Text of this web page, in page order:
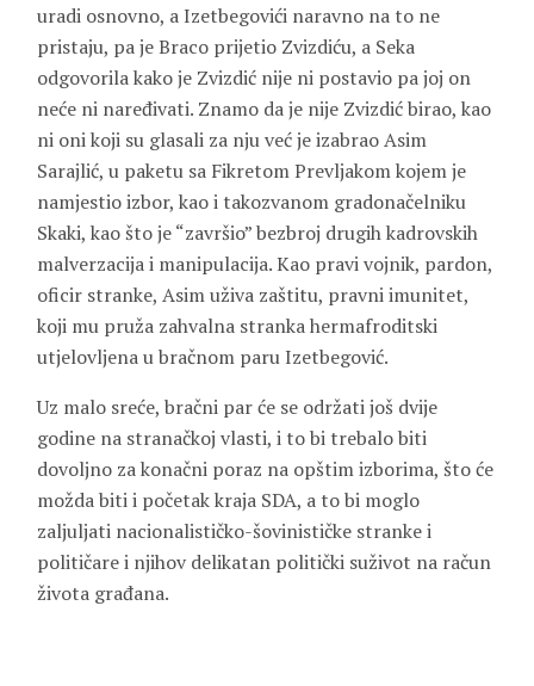
uradi osnovno, a Izetbegovići naravno na to ne
pristaju, pa je Braco prijetio Zvizdiću, a Seka
odgovorila kako je Zvizdić nije ni postavio pa joj on
neće ni naređivati. Znamo da je nije Zvizdić birao, kao
ni oni koji su glasali za nju već je izabrao Asim
Sarajlić, u paketu sa Fikretom Prevljakom kojem je
namjestio izbor, kao i takozvanom gradonačelniku
Skaki, kao što je “završio” bezbroj drugih kadrovskih
malverzacija i manipulacija. Kao pravi vojnik, pardon,
oficir stranke, Asim uživa zaštitu, pravni imunitet,
koji mu pruža zahvalna stranka hermafroditski
utjelovljena u bračnom paru Izetbegović.
Uz malo sreće, bračni par će se održati još dvije
godine na stranačkoj vlasti, i to bi trebalo biti
dovoljno za konačni poraz na opštim izborima, što će
možda biti i početak kraja SDA, a to bi moglo
zaljuljati nacionalističko-šovinističke stranke i
političare i njihov delikatan politički suživot na račun
života građana.